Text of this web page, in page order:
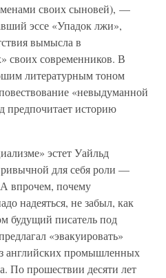
своих сыновей), —
эссе «Упадок лжи»,
вымысла в
своих современников. В
литературным тоном
«невыдуманной
предпочитает историю
эстет Уайльд
для себя роли —
А впрочем, почему
надеяться, не забыл, как
будущий писатель под
«эвакуировать»
английских промышленных
По прошествии десяти лет